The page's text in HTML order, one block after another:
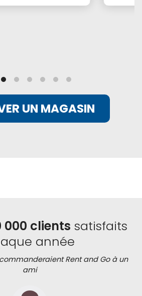
UN MAGASIN
000 clients satisfaits
année
Rent and Go à un
ami